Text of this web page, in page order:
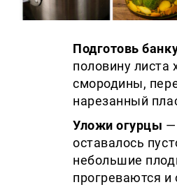
Подготовь
половину листа
смородины,
нарезанный
Уложи огурцы —
оставалось
небольшие
прогреваются и